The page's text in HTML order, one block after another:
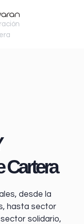
Cartera
desde la
, hasta sector
solidario,